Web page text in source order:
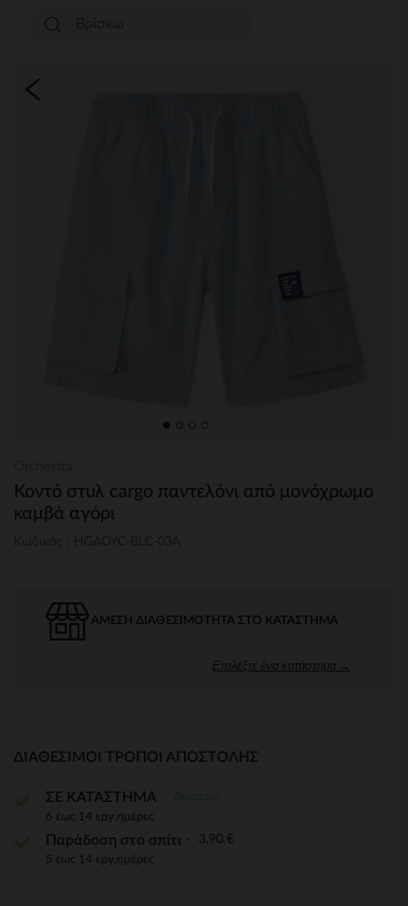
Κοντό στυλ cargo παντελόνι από μονόχρωμο
καμβά αγόρι
ΆΜΕΣΗ ΔΙΑΘΕΣΙΜΌΤΗΤΑ ΣΤΟ ΚΑΤΆΣΤΗΜΑ
Επιλέξτε ένα κατάστημα →
ΔΙΑΘΈΣΙΜΟΙ ΤΡΌΠΟΙ ΑΠΟΣΤΟΛΉΣ
ΣΕ ΚΑΤΑΣΤΗΜΑ
6 έως 14 εργ.ημέρες
Παράδοση στο σπίτι 3,90 €
5 έως 14 εργ.ημέρες